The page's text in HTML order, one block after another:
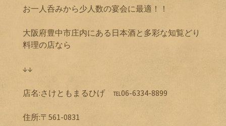
お一人呑みから少人数の宴会に最適！！
大阪府豊中市庄内にある日本酒と多彩な知覧どり
料理の店なら
↓↓
店名:さけともまるひげ ℡06-6334-8899
住所:〒561-0831